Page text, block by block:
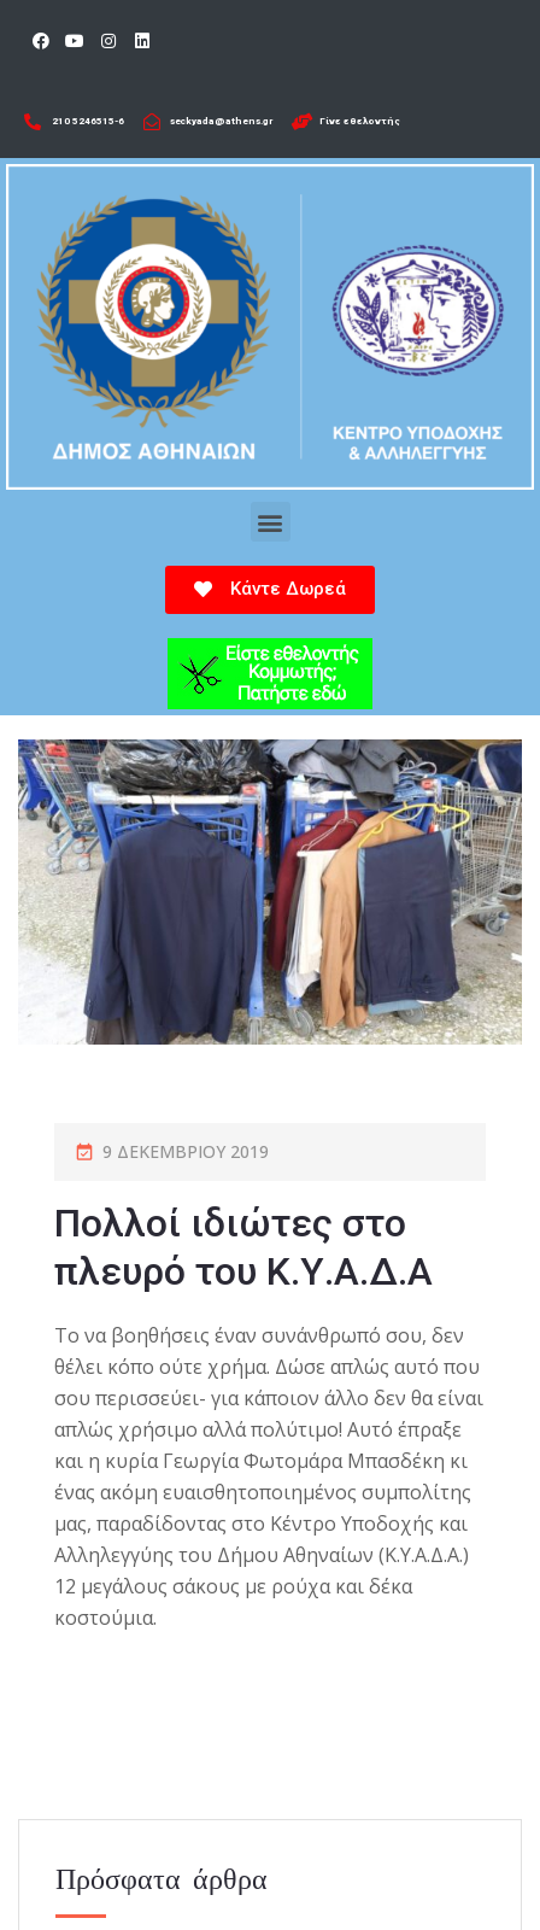
210 5246515-6​ seckyada@athens.gr Γίνε εθελοντής
Κάντε Δωρεά
9 ΔΕΚΕΜΒΡΊΟΥ 2019
Πολλοί ιδιώτες στο
πλευρό του Κ.Υ.Α.Δ.Α
Το να βοηθήσεις έναν συνάνθρωπό σου, δεν
θέλει κόπο ούτε χρήμα. Δώσε απλώς αυτό που
σου περισσεύει- για κάποιον άλλο δεν θα είναι
απλώς χρήσιμο αλλά πολύτιμο! Αυτό έπραξε
και η κυρία Γεωργία Φωτομάρα Μπασδέκη κι
ένας ακόμη ευαισθητοποιημένος συμπολίτης
μας, παραδίδοντας στο Κέντρο Υποδοχής και
Αλληλεγγύης του Δήμου Αθηναίων (Κ.Υ.Α.Δ.Α.)
12 μεγάλους σάκους με ρούχα και δέκα
κοστούμια.
Πρόσφατα άρθρα